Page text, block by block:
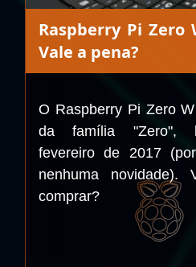
Raspberry Pi Zero
Vale a pena?
O Raspberry Pi Zero
da família "Zero",
fevereiro de 2017
nenhuma novidade).
comprar?